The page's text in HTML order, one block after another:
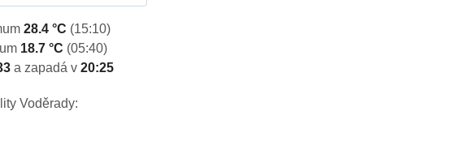
28.4 °C (15:10)
18.7 °C (05:40)
a zapadá v20:25
Voděrady: